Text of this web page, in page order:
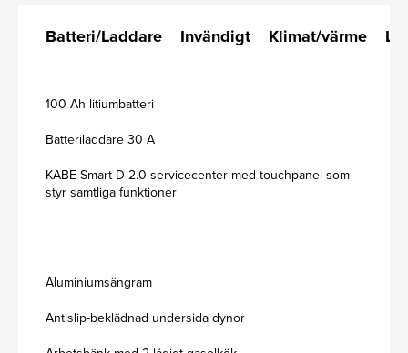
Batteri/Laddare Invändigt Klimat/värme
100 Ah litiumbatteri
Batteriladdare 30 A
KABE Smart D 2.0 servicecenter med touchpanel som
styr samtliga funktioner
Aluminiumsängram
Antislip-beklädnad undersida dynor